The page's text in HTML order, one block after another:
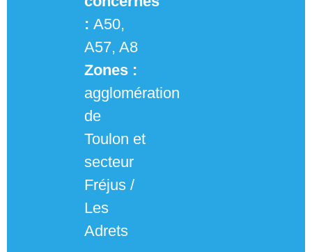
: A50,
A57, A8
Zones :
agglomération
de
Toulon et
secteur
Fréjus /
Les
Adrets